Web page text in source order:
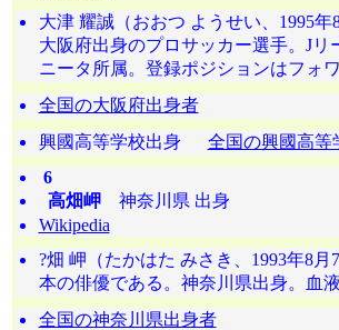
大津 耀誠（おおつ ようせい、1995年
大阪府出身のプロサッカー選手。Jリ
ニータ所属。登録ポジションはフォワ
全国の大阪府出身者
興國高等学校出身 全国の興國高等
6
高畑岬神奈川県 出身
Wikipedia
?畑 岬（たかはた みさき、1993年8月
本の俳優である。神奈川県出身。血液
全国の神奈川県出身者